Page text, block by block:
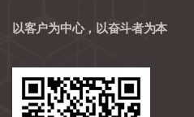
以客户为中心，以奋斗者为本